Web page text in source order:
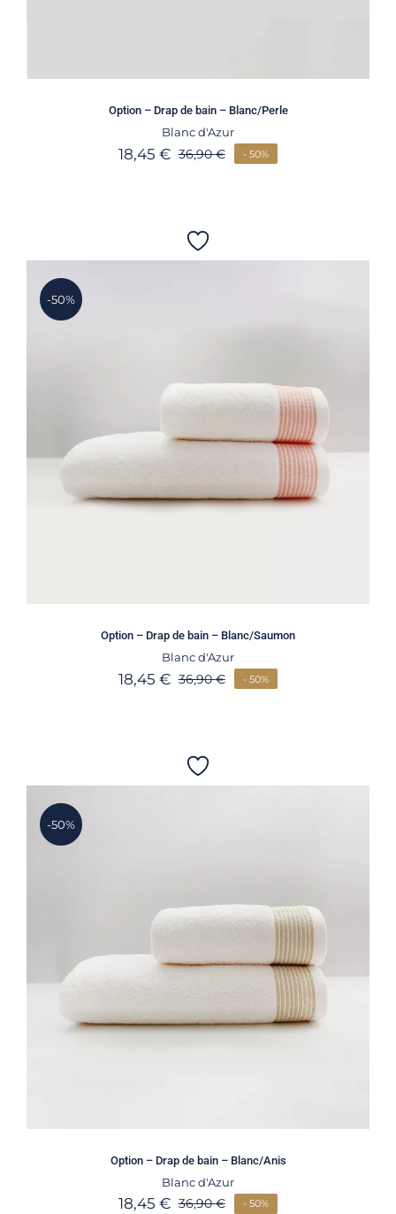
Option – Drap de bain – Blanc/Perle
Blanc d'Azur
36,90€
18,45 € - 50%
-50%
Option – Drap de bain – Blanc/Saumon
Blanc d'Azur
36,90€
18,45 € - 50%
-50%
Option – Drap de bain – Blanc/Anis
Blanc d'Azur
36,90€
18,45 € - 50%